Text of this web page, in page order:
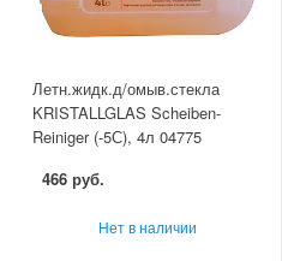
Летн.жидк.д/омыв.стекла
KRISTALLGLAS Scheiben-
Reiniger (-5С), 4л 04775
466 руб.
Нет в наличии